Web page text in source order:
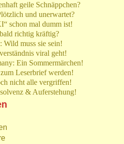
geile Schnäppchen?
und unerwartet?
schon mal dumm ist!
richtig kräftig?
Wild muss sie sein!
viral geht!
Ein Sommermärchen!
Leserbrief werden!
nicht alle vergriffen!
& Auferstehung!